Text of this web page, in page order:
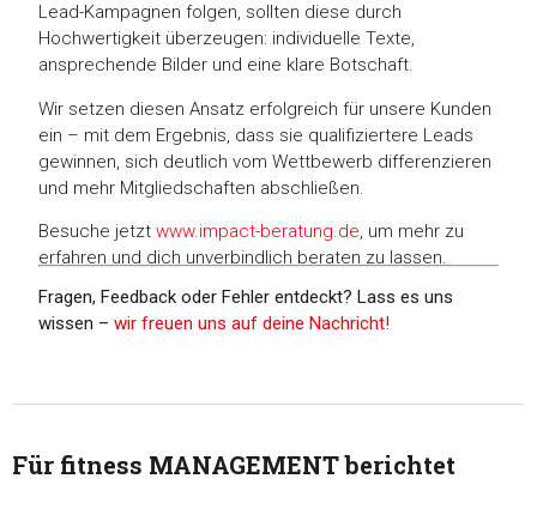
Lead-Kampagnen folgen, sollten diese durch
Hochwertigkeit überzeugen: individuelle Texte,
ansprechende Bilder und eine klare Botschaft.
Wir setzen diesen Ansatz erfolgreich für unsere Kunden
ein – mit dem Ergebnis, dass sie qualifiziertere Leads
gewinnen, sich deutlich vom Wettbewerb differenzieren
und mehr Mitgliedschaften abschließen.
Besuche jetztwww.impact-beratung.de, um mehr zu
erfahren und dich unverbindlich beraten zu lassen.
Fragen, Feedback oder Fehler entdeckt? Lass es uns
wissen –wir freuen uns auf deine Nachricht!
Für fitness MANAGEMENT berichtet